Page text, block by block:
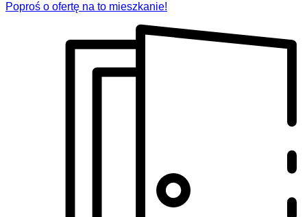
Poproś o ofertę na to mieszkanie!